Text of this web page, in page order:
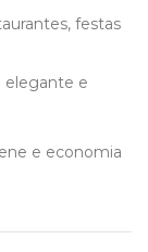
festas
elegante e
e economia